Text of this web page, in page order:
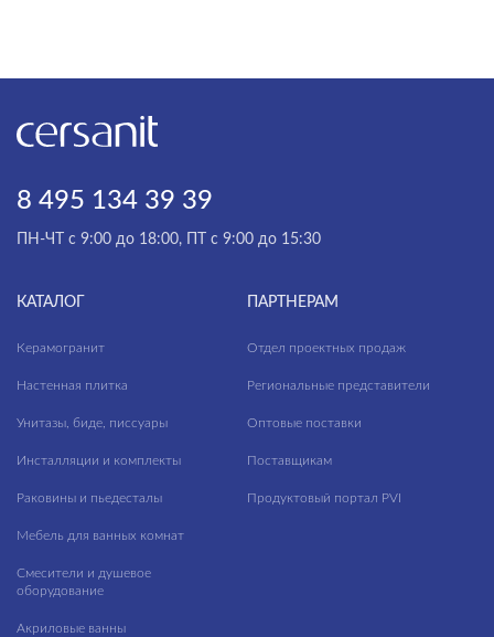
8 495 134 39 39
ПН-ЧТ с 9:00 до 18:00, ПТ с 9:00 до 15:30
КАТАЛОГ
Керамогранит
Настенная плитка
Унитазы, биде, писсуары
Инсталляции и комплекты
Раковины и пьедесталы
Мебель для ванных комнат
Смесители и душевое
оборудование
Акриловые ванны
ПАРТНЕРАМ
Отдел проектных продаж
Региональные представители
Оптовые поставки
Поставщикам
Продуктовый портал PVI